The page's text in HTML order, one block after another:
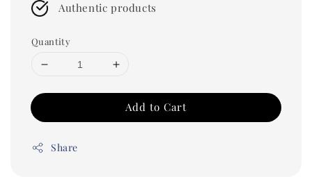
Authentic products
Quantity
Add to Cart
Share